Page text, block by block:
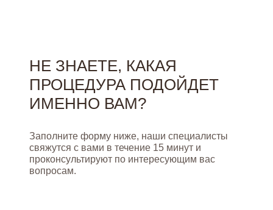
НЕ ЗНАЕТЕ, КАКАЯ
ПРОЦЕДУРА ПОДОЙДЕТ
ИМЕННО ВАМ?
Заполните форму ниже, наши специалисты
свяжутся с вами в течение 15 минут и
проконсультируют по интересующим вас
вопросам.